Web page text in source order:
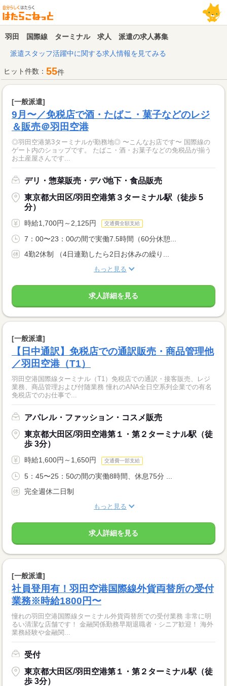
羽田 国際線 ターミナル 求人 派遣の求人募集
派遣スタッフ活躍中に関する求人情報を見てみる
ヒット件数： 55件
[一般派遣]
9月〜／免税店で酒・たばこ・菓子などのレジ
＆販売＠羽田空港
◎羽田空港第3ターミナルが勤務地◎ 〜こんなお店です〜 国際線の
ゲート内のショップです。 たばこ・酒・お菓子などの免税品が揃う
お土産屋さんです...
デリ・惣菜販売・デパ地下・食品販売
東京都大田区/羽田空港第３ターミナル駅（徒歩 5
分）
時給1,700円～2,125円 交通費全額支給
7：00〜23：00の間で実働7.5時間（60分休憩...
4勤2休制 （4日連勤したら2日お休みの繰り...
もっと見る
求人詳細を見る
[一般派遣]
【日中通訳】免税店での通訳販売・商品管理他
／羽田空港（T1）
羽田空港国際線ターミナル（T1）免税店での通訳・接客販売、レジ
業務、商品管理および付随業務 憧れのANA全日空系列企業での有名
免税店でのお仕事で...
アパレル・ファッション・コスメ販売
東京都大田区/羽田空港第１・第２ターミナル駅（徒
歩 3分）
時給1,600円～1,650円 交通費一部支給
5：45〜25：50の間の実働8時間、休息75分 ...
完全週休二日制
もっと見る
求人詳細を見る
[一般派遣]
社員登用有！羽田空港国際線外貨両替所の受付
業務※時給1800円〜
憧れの羽田空港国際線ターミナル外貨両替所での受付業務 非常に明
るい清潔な店舗です！ 金融関係勤務早期退職者・シニア歓迎！ 海外
業務経験や金融関...
受付
東京都大田区/羽田空港第１・第２ターミナル駅（徒
歩 3分）